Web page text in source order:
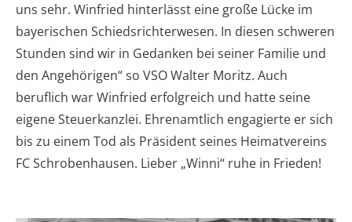
uns sehr. Winfried hinterlässt eine große Lücke im
bayerischen Schiedsrichterwesen. In diesen schweren
Stunden sind wir in Gedanken bei seiner Familie und
den Angehörigen“ so VSO Walter Moritz. Auch
beruflich war Winfried erfolgreich und hatte seine
eigene Steuerkanzlei. Ehrenamtlich engagierte er sich
bis zu einem Tod als Präsident seines Heimatvereins
FC Schrobenhausen. Lieber „Winni“ ruhe in Frieden!